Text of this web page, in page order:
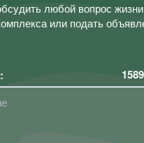
любой вопрос жизни
или подать